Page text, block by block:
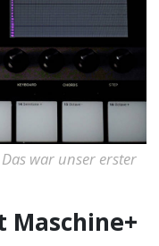
war unser erster
Maschine+